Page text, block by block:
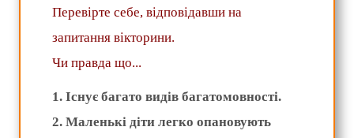
Перевірте себе, відповідавши на
запитання вікторини.
Чи правда що...
1. Існує багато видів багатомовності.
2. Маленькі діти легко опановують